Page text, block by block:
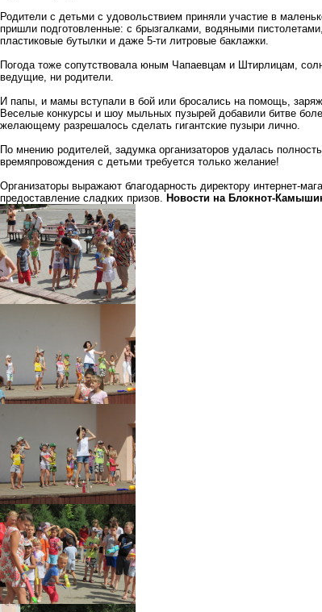
Родители с детьми с удовольствием приняли участие в
пришли подготовленные: с брызгалками, водяными
пластиковые бутылки и даже 5-ти литровые баклажки.
Погода тоже сопутствовала юным Чапаевцам и Штирлицам,
ведущие, ни родители.
И папы, и мамы вступали в бой или бросались на помощь,
Веселые конкурсы и шоу мыльных пузырей добавили битве
желающему разрешалось сделать гигантские пузыри лично.
По мнению родителей, задумка организаторов удалась
времяпровождения с детьми требуется только желание!
Организаторы выражают благодарность директору интернет-
предоставление сладких призов.
Новости на Блoкнoт-